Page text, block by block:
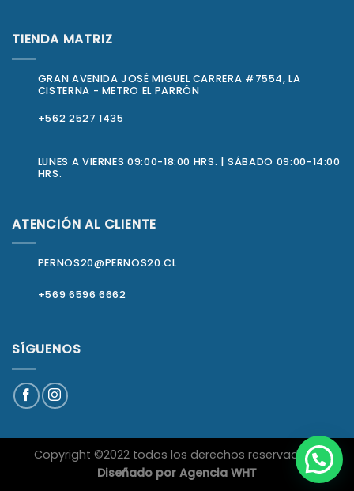
TIENDA MATRIZ
GRAN AVENIDA JOSÉ MIGUEL CARRERA #7554, LA
CISTERNA - METRO EL PARRÓN
+562 2527 1435
LUNES A VIERNES 09:00-18:00 HRS. | SÁBADO 09:00-14:00
HRS.
ATENCIÓN AL CLIENTE
PERNOS20@PERNOS20.CL
+569 6596 6662
SÍGUENOS
Copyright ©2022 todos los derechos reservados|
Diseñado por Agencia WHT